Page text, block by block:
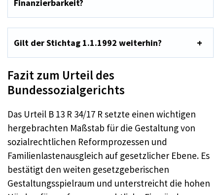
Finanzierbarkeit?
Gilt der Stichtag 1.1.1992 weiterhin?
Fazit zum Urteil des
Bundessozialgerichts
Das Urteil B 13 R 34/17 R setzte einen wichtigen
hergebrachten Maßstab für die Gestaltung von
sozialrechtlichen Reformprozessen und
Familienlastenausgleich auf gesetzlicher Ebene. Es
bestätigt den weiten gesetzgeberischen
Gestaltungsspielraum und unterstreicht die hohen